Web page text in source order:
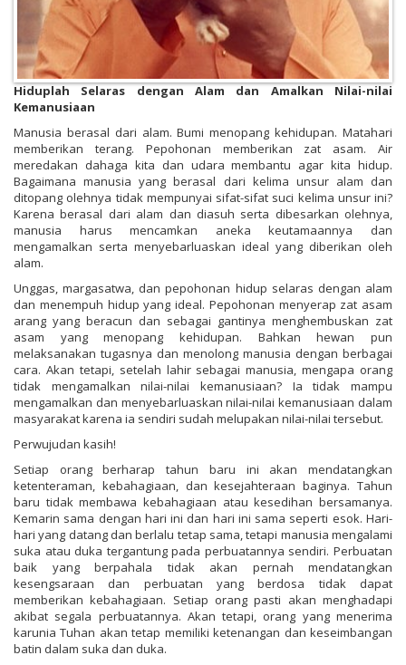
Hiduplah Selaras dengan Alam dan Amalkan Nilai-nilai
Kemanusiaan
Manusia berasal dari alam. Bumi menopang kehidupan. Matahari
memberikan terang. Pepohonan memberikan zat asam. Air
meredakan dahaga kita dan udara membantu agar kita hidup.
Bagaimana manusia yang berasal dari kelima unsur alam dan
ditopang olehnya tidak mempunyai sifat-sifat suci kelima unsur ini?
Karena berasal dari alam dan diasuh serta dibesarkan olehnya,
manusia harus mencamkan aneka keutamaannya dan
mengamalkan serta menyebarluaskan ideal yang diberikan oleh
alam.
Unggas, margasatwa, dan pepohonan hidup selaras dengan alam
dan menempuh hidup yang ideal. Pepohonan menyerap zat asam
arang yang beracun dan sebagai gantinya menghembuskan zat
asam yang menopang kehidupan. Bahkan hewan pun
melaksanakan tugasnya dan menolong manusia dengan berbagai
cara. Akan tetapi, setelah lahir sebagai manusia, mengapa orang
tidak mengamalkan nilai-nilai kemanusiaan? Ia tidak mampu
mengamalkan dan menyebarluaskan nilai-nilai kemanusiaan dalam
masyarakat karena ia sendiri sudah melupakan nilai-nilai tersebut.
Perwujudan kasih!
Setiap orang berharap tahun baru ini akan mendatangkan
ketenteraman, kebahagiaan, dan kesejahteraan baginya. Tahun
baru tidak membawa kebahagiaan atau kesedihan bersamanya.
Kemarin sama dengan hari ini dan hari ini sama seperti esok. Hari-
hari yang datang dan berlalu tetap sama, tetapi manusia mengalami
suka atau duka tergantung pada perbuatannya sendiri. Perbuatan
baik yang berpahala tidak akan pernah mendatangkan
kesengsaraan dan perbuatan yang berdosa tidak dapat
memberikan kebahagiaan. Setiap orang pasti akan menghadapi
akibat segala perbuatannya. Akan tetapi, orang yang menerima
karunia Tuhan akan tetap memiliki ketenangan dan keseimbangan
batin dalam suka dan duka.